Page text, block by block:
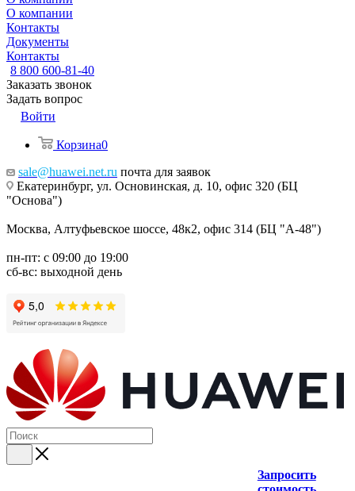
О компании
Контакты
Документы
Контакты
8 800 600-81-40
Заказать звонок
Задать вопрос
Войти
Корзина0
sale@huawei.net.ru почта для заявок
Екатеринбург, ул. Основинская, д. 10, офис 320 (БЦ
"Основа")
Москва, Алтуфьевское шоссе, 48к2, офис 314 (БЦ "А-48")
пн-пт: с 09:00 до 19:00
сб-вс: выходной день
Запросить